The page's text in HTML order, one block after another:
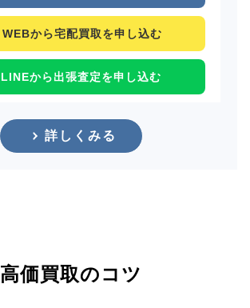
WEBから宅配買取を申し込む
LINEから出張査定を申し込む
詳しくみる
高価買取のコツ